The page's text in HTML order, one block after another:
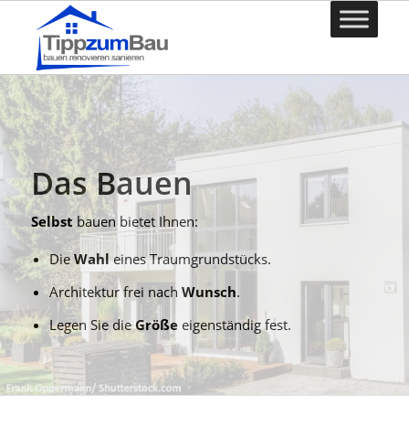
Das Bauen
Selbst bauen bietet Ihnen:
DieWahleines Traumgrundstücks.
Architektur frei nachWunsch.
Legen Sie dieGröße eigenständig fest.